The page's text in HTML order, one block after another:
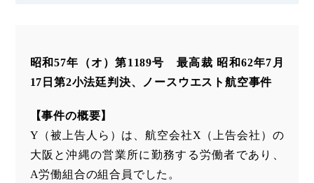
昭和57年（オ）第1189号 最高裁 昭和62年7月
17日第2小法廷判決、ノースウエスト航空事件
【事件の概要】
Y（被上告人ら）は、航空会社X（上告会社）の
大阪と沖縄の営業所に勤務する労働者であり、
A労働組合の組合員でした。